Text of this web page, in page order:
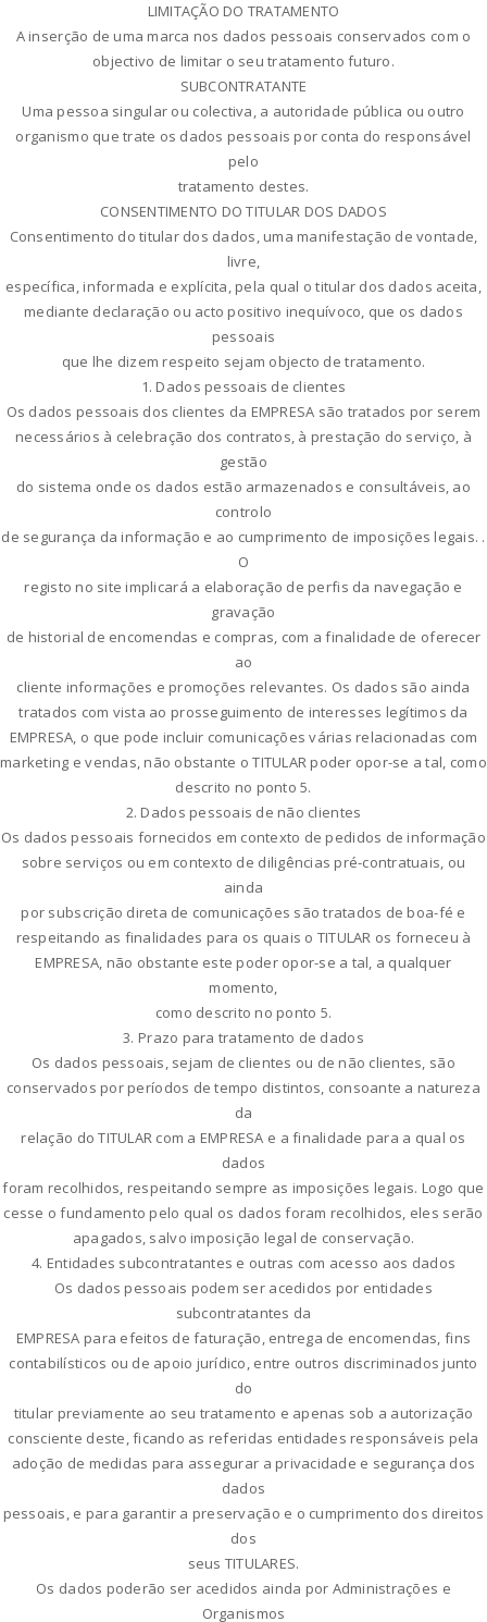
LIMITAÇÃO DO TRATAMENTO
A inserção de uma marca nos dados pessoais conservados com o
objectivo de limitar o seu tratamento futuro.
SUBCONTRATANTE
Uma pessoa singular ou colectiva, a autoridade pública ou outro
organismo que trate os dados pessoais por conta do responsável
pelo
tratamento destes.
CONSENTIMENTO DO TITULAR DOS DADOS
Consentimento do titular dos dados, uma manifestação de vontade,
livre,
específica, informada e explícita, pela qual o titular dos dados aceita,
mediante declaração ou acto positivo inequívoco, que os dados
pessoais
que lhe dizem respeito sejam objecto de tratamento.
1. Dados pessoais de clientes
Os dados pessoais dos clientes da EMPRESA são tratados por serem
necessários à celebração dos contratos, à prestação do serviço, à
gestão
do sistema onde os dados estão armazenados e consultáveis, ao
controlo
de segurança da informação e ao cumprimento de imposições legais. .
O
registo no site implicará a elaboração de perfis da navegação e
gravação
de historial de encomendas e compras, com a finalidade de oferecer
ao
cliente informações e promoções relevantes. Os dados são ainda
tratados com vista ao prosseguimento de interesses legítimos da
EMPRESA, o que pode incluir comunicações várias relacionadas com
marketing e vendas, não obstante o TITULAR poder opor-se a tal, como
descrito no ponto 5.
2. Dados pessoais de não clientes
Os dados pessoais fornecidos em contexto de pedidos de informação
sobre serviços ou em contexto de diligências pré-contratuais, ou
ainda
por subscrição direta de comunicações são tratados de boa-fé e
respeitando as finalidades para os quais o TITULAR os forneceu à
EMPRESA, não obstante este poder opor-se a tal, a qualquer
momento,
como descrito no ponto 5.
3. Prazo para tratamento de dados
Os dados pessoais, sejam de clientes ou de não clientes, são
conservados por períodos de tempo distintos, consoante a natureza
da
relação do TITULAR com a EMPRESA e a finalidade para a qual os
dados
foram recolhidos, respeitando sempre as imposições legais. Logo que
cesse o fundamento pelo qual os dados foram recolhidos, eles serão
apagados, salvo imposição legal de conservação.
4. Entidades subcontratantes e outras com acesso aos dados
Os dados pessoais podem ser acedidos por entidades
subcontratantes da
EMPRESA para efeitos de faturação, entrega de encomendas, fins
contabilísticos ou de apoio jurídico, entre outros discriminados junto
do
titular previamente ao seu tratamento e apenas sob a autorização
consciente deste, ficando as referidas entidades responsáveis pela
adoção de medidas para assegurar a privacidade e segurança dos
dados
pessoais, e para garantir a preservação e o cumprimento dos direitos
dos
seus TITULARES.
Os dados poderão ser acedidos ainda por Administrações e
Organismos